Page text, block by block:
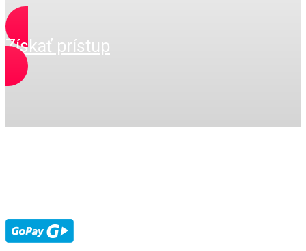
Získať prístup